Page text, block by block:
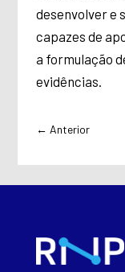
desenvolver e
capazes de
a formulação
evidências.
← Anterior